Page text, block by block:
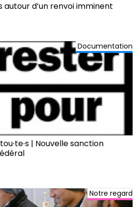
autour d’un renvoi imminent
Documentation
| Nouvelle sanction
Notre regard